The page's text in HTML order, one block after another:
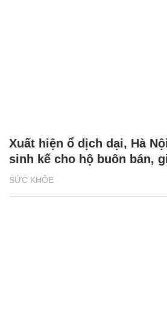
SỨC KHỎE
Xuất hiện ổ dịch dại, Hà
sinh kế cho hộ buôn bán,